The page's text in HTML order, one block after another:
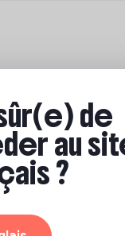
on te propose une
de
au
?